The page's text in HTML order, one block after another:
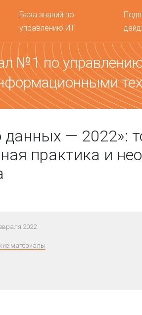
База знаний по
управлению ИТ
№1 по
данных — 2022»:
практика и
2022
материалы